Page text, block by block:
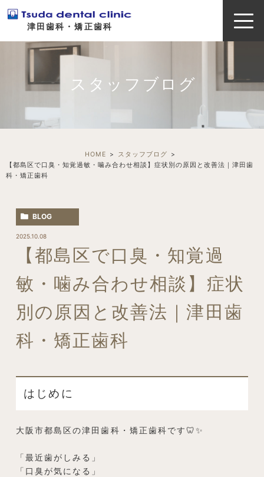
津田歯科・矯正歯科
スタッフブログ
HOME
スタッフブログ
【都島区で口臭・知覚過敏・噛み合わせ相談】症状別の原因と改善法｜津田歯
科・矯正歯科
BLOG
2025.10.08
【都島区で口臭・知覚過
敏・噛み合わせ相談】症状
別の原因と改善法｜津田歯
科・矯正歯科
はじめに
大阪市都島区の津田歯科・矯正歯科です🦷✨
「最近歯がしみる」
「口臭が気になる」